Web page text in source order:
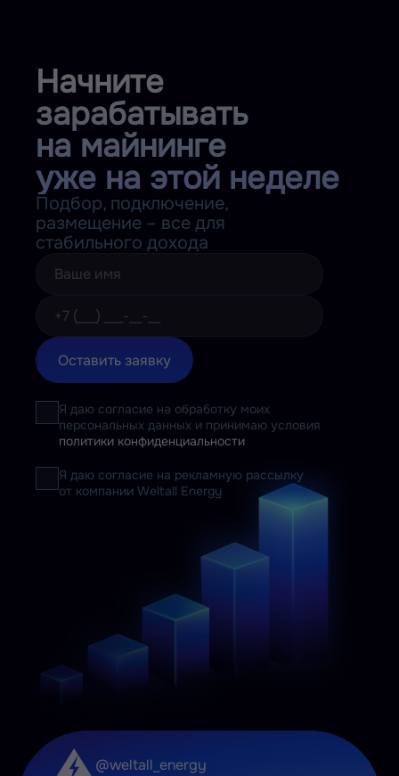
Начните
зарабатывать
на майнинге
уже на этой неделе
Подбор, подключение,
размещение – все для
стабильного дохода
Оставить заявку
Я даю согласие на обработку моих
персональных данных и принимаю условия
политики конфиденциальности
Я даю согласие на рекламную рассылку
от компании Weltall Energy
@weltall_energy